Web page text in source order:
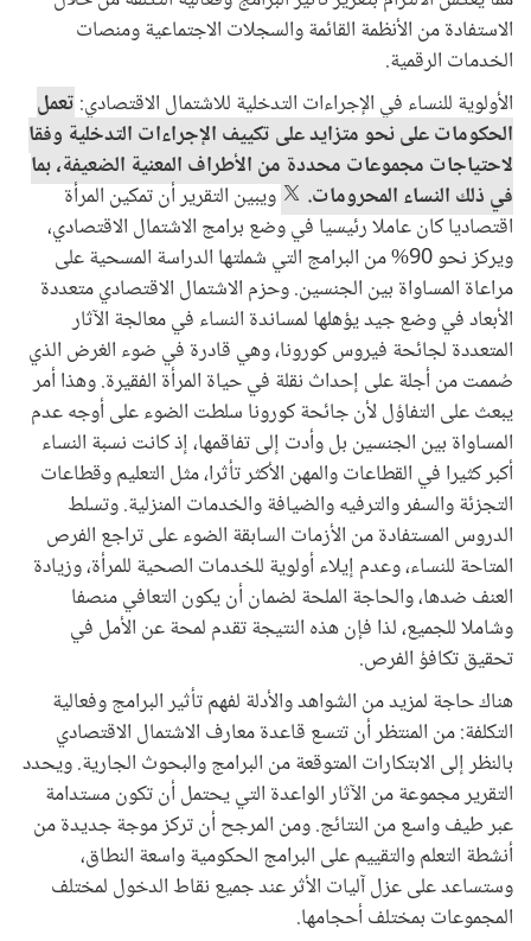
الاستفادة من الأنظمة القائمة والسجلات الاجتماعية ومنصات
الخدمات الرقمية.
الأولوية للنساء في الإجراءات التدخلية للاشتمال الاقتصادي: تعمل
الحكومات على نحو متزايد على تكييف الإجراءات التدخلية وفقا
لاحتياجات مجموعات محددة من الأطراف المعنية الضعيفة، بما
في ذلك النساء المحرومات.
ويبين التقرير أن تمكين المرأة
اقتصاديا كان عاملا رئيسيا في وضع برامج الاشتمال الاقتصادي،
ويركز نحو 90% من البرامج التي شملتها الدراسة المسحية على
مراعاة المساواة بين الجنسين. وحزم الاشتمال الاقتصادي متعددة
الأبعاد في وضع جيد يؤهلها لمساندة النساء في معالجة الآثار
المتعددة لجائحة فيروس كورونا، وهي قادرة في ضوء الغرض الذي
صُممت من أجلة على إحداث نقلة في حياة المرأة الفقيرة. وهذا أمر
يبعث على التفاؤل لأن جائحة كورونا سلطت الضوء على أوجه عدم
المساواة بين الجنسين بل وأدت إلى تفاقمها، إذ كانت نسبة النساء
أكبر كثيرا في القطاعات والمهن الأكثر تأثرا، مثل التعليم وقطاعات
التجزئة والسفر والترفيه والضيافة والخدمات المنزلية. وتسلط
الدروس المستفادة من الأزمات السابقة الضوء على تراجع الفرص
المتاحة للنساء، وعدم إيلاء أولوية للخدمات الصحية للمرأة، وزيادة
العنف ضدها، والحاجة الملحة لضمان أن يكون التعافي منصفا
وشاملا للجميع، لذا فإن هذه النتيجة تقدم لمحة عن الأمل في
تحقيق تكافؤ الفرص.
هناك حاجة لمزيد من الشواهد والأدلة لفهم تأثير البرامج وفعالية
التكلفة: من المنتظر أن تتسع قاعدة معارف الاشتمال الاقتصادي
بالنظر إلى الابتكارات المتوقعة من البرامج والبحوث الجارية. ويحدد
التقرير مجموعة من الآثار الواعدة التي يحتمل أن تكون مستدامة
عبر طيف واسع من النتائج. ومن المرجح أن تركز موجة جديدة من
أنشطة التعلم والتقييم على البرامج الحكومية واسعة النطاق،
وستساعد على عزل آليات الأثر عند جميع نقاط الدخول لمختلف
المجموعات بمختلف أحجامها.